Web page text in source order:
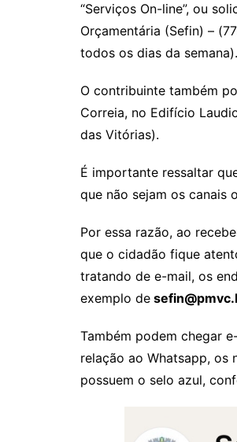
“Serviços On-line”, ou
Orçamentária (Sefin) –
todos os dias da semana).
O contribuinte também
Correia, no Edifício
das Vitórias).
É importante ressaltar
que não sejam os canais
Por essa razão, ao
que o cidadão fique
tratando de e-mail, os
exemplo de
Também podem chegar
relação ao Whatsapp, os
possuem o selo azul,